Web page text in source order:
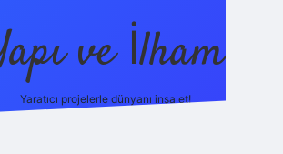
ve İlham
Yaratıcı projelerle dünyanı inşa et!